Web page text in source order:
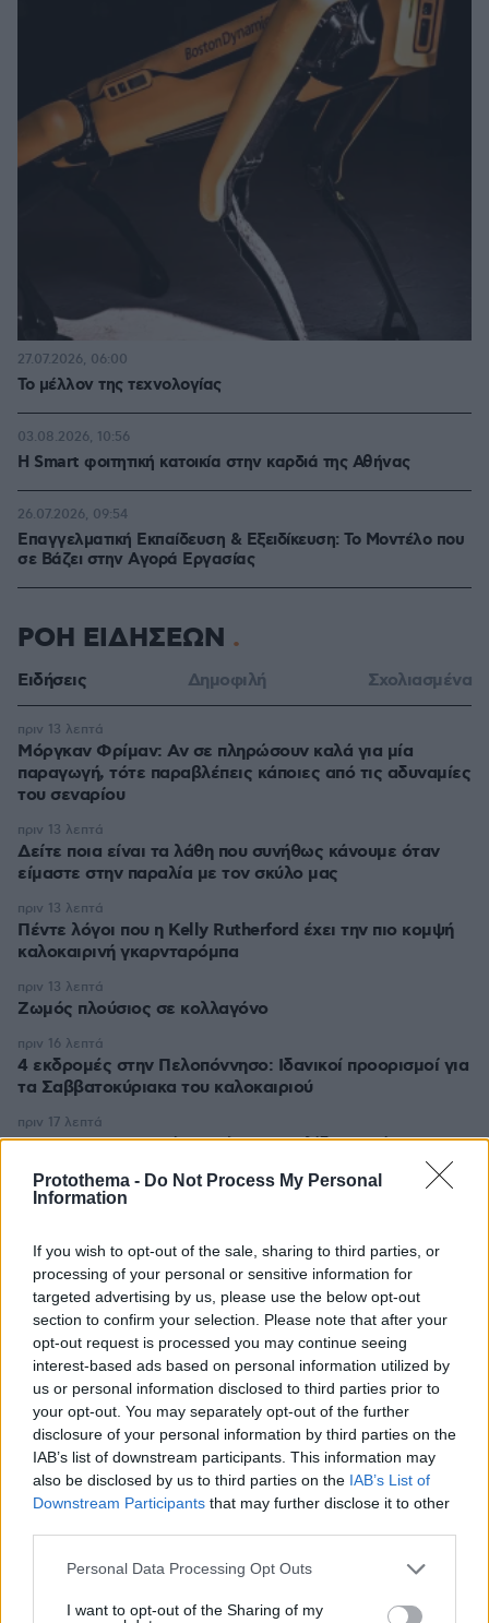
Protothema - Do Not Process My Personal
Information
If you wish to opt-out of the sale, sharing to third parties, or
processing of your personal or sensitive information for
targeted advertising by us, please use the below opt-out
section to confirm your selection. Please note that after your
opt-out request is processed you may continue seeing
interest-based ads based on personal information utilized by
us or personal information disclosed to third parties prior to
your opt-out. You may separately opt-out of the further
disclosure of your personal information by third parties on the
IAB’s list of downstream participants. This information may
also be disclosed by us to third parties on the IAB’s List of
Downstream Participants that may further disclose it to other
Please note that this website/app uses one or more Google
not limited to your visit or usage behaviour. You may click to
Personal Data Processing Opt Outs
I want to opt-out of the Sharing of my
Το μέλλον της τεχνολογίας
27.07.2026, 06:00
Η Smart φοιτητική κατοικία στην καρδιά της Αθήνας
03.08.2026, 10:56
Επαγγελματική Εκπαίδευση & Εξειδίκευση: Το Mοντέλο που
σε Bάζει στην Aγορά Eργασίας
26.07.2026, 09:54
ΡΟΗ ΕΙΔΗΣΕΩΝ
Ειδήσεις Δημοφιλή Σχολιασμένα
Μόργκαν Φρίμαν: Αν σε πληρώσουν καλά για μία
παραγωγή, τότε παραβλέπεις κάποιες από τις αδυναμίες
του σεναρίου
πριν 13 λεπτά
Δείτε ποια είναι τα λάθη που συνήθως κάνουμε όταν
είμαστε στην παραλία με τον σκύλο μας
πριν 13 λεπτά
Πέντε λόγοι που η Kelly Rutherford έχει την πιο κομψή
καλοκαιρινή γκαρνταρόμπα
πριν 13 λεπτά
Ζωμός πλούσιος σε κολλαγόνο
πριν 13 λεπτά
4 εκδρομές στην Πελοπόννησο: Ιδανικοί προορισμοί για
τα Σαββατοκύριακα του καλοκαιριού
πριν 16 λεπτά
21χρονος ναυαγοσώστης έσωσε Ιταλίδα τουρίστρια στη
Σαμοθράκη: «Την έβγαλαν στη στεριά σε ημιλιπόθυμη
κατάσταση»
πριν 17 λεπτά
Τι θα συμβεί αν πίνουμε ένα σφηνάκι ελαιόλαδο κάθε
μέρα – Απαντά η Λίνσει που το δοκίμασε για 2
εβδομάδες
Η Ισπανία σχεδιάζει τις ταφές και προσπαθεί να
ταυτοποιήσει τις σορούς από την εισβολή μεταναστών
στη Θέουτα
πριν 27 λεπτά
Βαγιαννίδης: Το δίδυμο που επιστρέφει για να αλλάξει
τα δεδομένα
πριν 34 λεπτά
καλύτερές μου φίλες
πριν 42 λεπτά